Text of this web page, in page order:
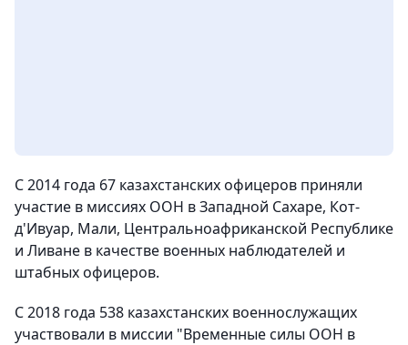
С 2014 года 67 казахстанских офицеров приняли
участие в миссиях ООН в Западной Сахаре, Кот-
д'‎Ивуар, Мали, Центральноафриканской Республике
и Ливане в качестве военных наблюдателей и
штабных офицеров.
С 2018 года 538 казахстанских военнослужащих
участвовали в миссии "Временные силы ООН в